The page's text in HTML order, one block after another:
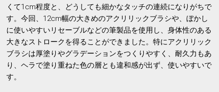
くて1cm程度と、どうしても細かなタッチの連続になりがちで
す。今回、12cm幅の大きめのアクリリックブラシや、ぼかし
に使いやすいリセーブルなどの筆製品を使用し、身体性のある
大きなストロークを得ることができました。特にアクリリック
ブラシは厚塗りやグラデーションをつくりやすく、耐久力もあ
り、ヘラで塗り重ねた色の層とも違和感が出ず、使いやすいで
す。